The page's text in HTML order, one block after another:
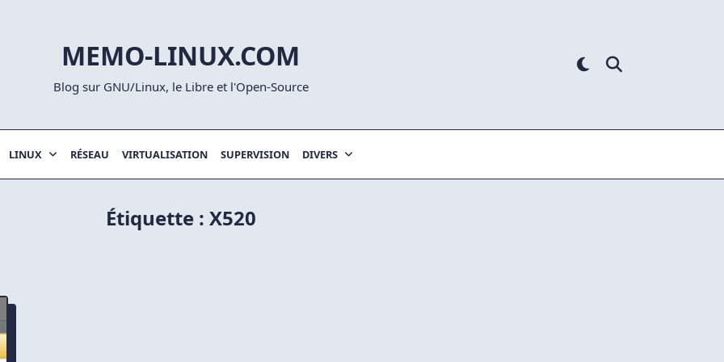
MEMO-LINUX.COM
Blog sur GNU/Linux, le Libre et l'Open-Source
LINUX RÉSEAU VIRTUALISATION SUPERVISION DIVERS
Étiquette : X520